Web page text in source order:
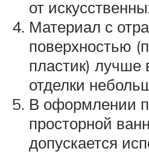
от
Материал с
поверхностью
пластик) лучше
отделки
В оформлении
просторной
допускается